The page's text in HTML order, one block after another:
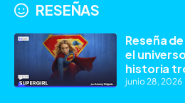
RESEÑAS
Reseña
el
historia
junio 28, 2026